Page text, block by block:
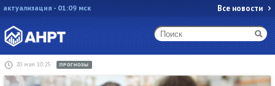
актуализация - 01:09 мск Все новости
20 мая 10:25 ПРОГНОЗЫ